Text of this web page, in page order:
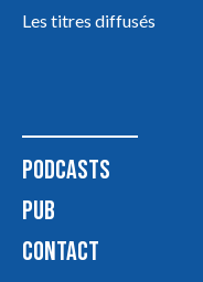
Les titres diffusés
PODCASTS
PUB
CONTACT